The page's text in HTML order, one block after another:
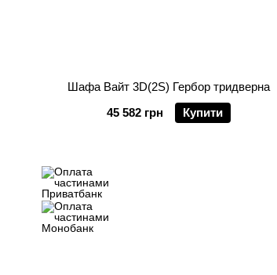
Шафа Вайт 3D(2S) Гербор тридверна
45 582 грн
Купити